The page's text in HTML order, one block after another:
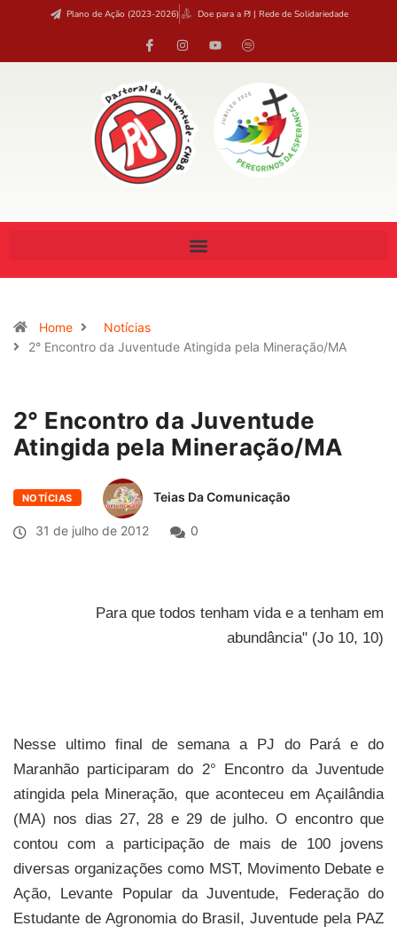
Plano de Ação (2023-2026) Doe para a PJ | Rede de Solidariedade
Home
Notícias
2° Encontro da Juventude Atingida pela Mineração/MA
2° Encontro da Juventude
Atingida pela Mineração/MA
NOTÍCIAS Teias Da Comunicação
31 de julho de 2012 0
Para que todos tenham vida e a tenham em
abundância" (Jo 10, 10)
Nesse ultimo final de semana a PJ do Pará e do
Maranhão participaram do 2° Encontro da Juventude
atingida pela Mineração, que aconteceu em Açailândia
(MA) nos dias 27, 28 e 29 de julho. O encontro que
contou com a participação de mais de 100 jovens
diversas organizações como MST, Movimento Debate e
Ação, Levante Popular da Juventude, Federação do
Estudante de Agronomia do Brasil, Juventude pela PAZ